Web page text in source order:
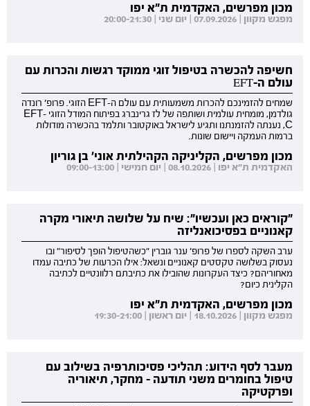
מכון מפרשים, האקדמית ת"א יפו
מפגש מקוון | 07.09.2026 | יום שני | 20:00-21:30
חשיפה להכשרה בטיפול זוגי ממוקד רגשות והכרות עם
עולם ה-EFT
שמחים להזמינכם להכרות משמעותית עם עולם ה-EFT הזוגי. פרופ' רונדה
גולדמן, מומחית עולמית ושותפה של לז גרינברג בפיתוח המודל הזוגי EFT-
C, נענתה להזמנתנו ותגיע לישראל באוקטובר ותלמד בהכשרה מודולות
ברמות העמקה ויישום שונות.
מכון מפרשים, הקליניקה הקהילתית אוני' בן גוריון
האקדמית ת"א יפו | 08.10.2026 | יום חמישי | 09:00-13:00
"קוראים כאן ועכשיו": שיח על שלושה תיאורי מקרה
קאנוניים בפסיכואנליזה
ערב השקה לספרו של פרופ' ענר גוברין "כשהטיפול הופך לסיפור" ובו
נעסוק בשלושה טקסטים קאנוניים ונשאל: אילו הכרעות של כתיבה עמדו
מאחוריהם? כיצד העקרונות שהובילו את כתיבתם רלוונטיים לכתיבה
הקלינית כיום?
מכון מפרשים, האקדמית ת"א יפו
מפגש מקוון | 18.10.2026 | יום ראשון | 19:30-21:00
מעבר לסף הידוע: תהליכי פסיכותרפיה בשילוב עם
טיפול בחומרים משני תודעה - מחקר, תיאוריה
ופרקטיקה